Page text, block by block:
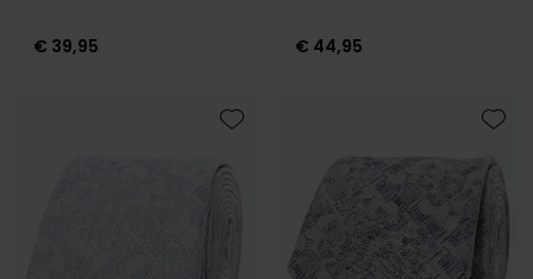
€ 39,95 € 44,95